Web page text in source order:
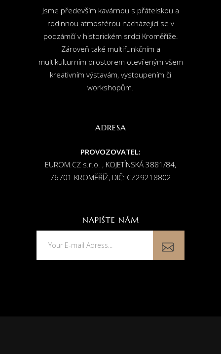
Jsme především kavárnou s přátelskou a
rodinnou atmosférou nacházející se v
podzámčí v historickém srdci Kroměříže.
Zároveň také multifunkčním a
multikulturním prostorem otevřeným všem
kreativním výstavám, vystoupením či
workshopům.
ADRESA
PROVOZOVATEL:
EUROM.CZ s.r.o. , KOJETÍNSKÁ 3881/84,
76701 KROMĚŘÍŽ, DIČ: CZ29218802
NAPIŠTE NÁM